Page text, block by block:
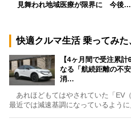
見舞われ地域医療が限界に 今後…
快適クルマ生活 乗ってみた
【4ヶ月間で受注累
なる「航続距離の不
消…
あれほどもてはやされていた「EV
最近では減速基調になっているよう